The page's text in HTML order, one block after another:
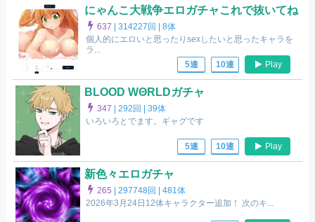
にゃんこ大戦争エロガチャこれで抜いてね
637 |314227回 |8体
個人的にエロいと思ったりsexしたいと思ったキャラを
ラ...
5連
10連 Play
BLOOD WΘRLDガチャ
347 |292回 |39体
いろいろとでます。ギャグです
5連 10連 Play
新色々エロガチャ
265 |297748回 |481体
2026年3月24日12体キャラクター追加！ 次のキ...